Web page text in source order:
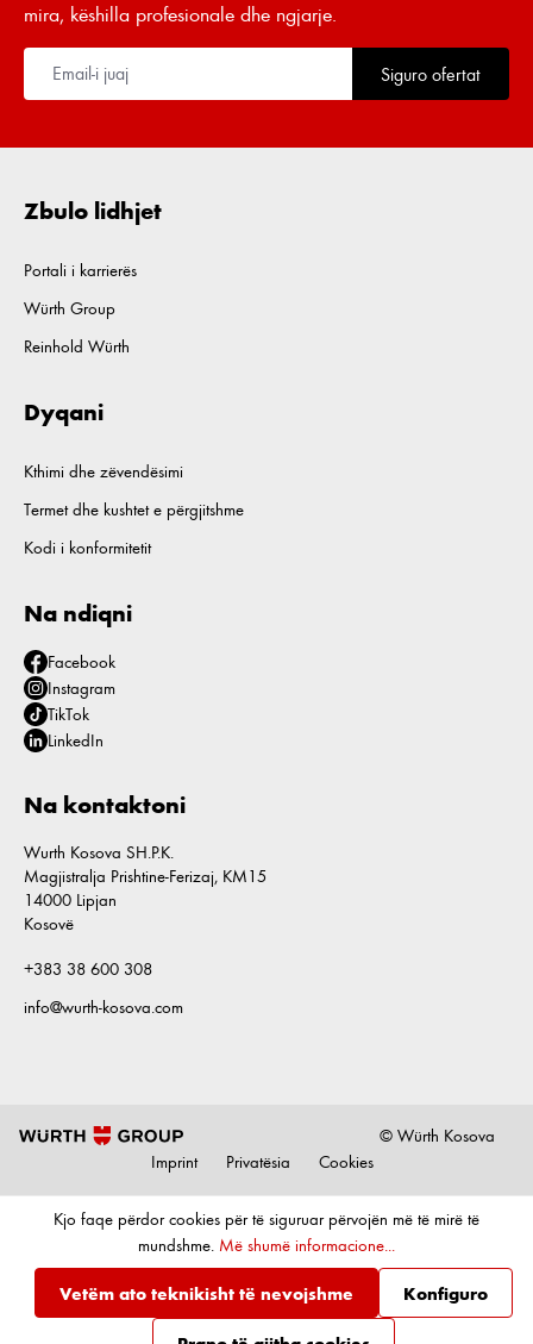
mira, këshilla profesionale dhe ngjarje.
Siguro ofertat
Zbulo lidhjet
Portali i karrierës
Würth Group
Reinhold Würth
Dyqani
Kthimi dhe zëvendësimi
Termet dhe kushtet e përgjitshme
Kodi i konformitetit
Na ndiqni
Facebook
Instagram
TikTok
LinkedIn
Na kontaktoni
Wurth Kosova SH.P.K.
Magjistralja Prishtine-Ferizaj, KM15
14000 Lipjan
Kosovë
+383 38 600 308
info@wurth-kosova.com
© Würth Kosova
Imprint
Privatësia Cookies
Kjo faqe përdor cookies për të siguruar përvojën më të mirë të
mundshme. Më shumë informacione...
Vetëm ato teknikisht të nevojshme Konfiguro